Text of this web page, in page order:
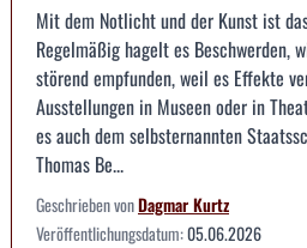
Mit dem Notlicht und der Kunst ist
Regelmäßig hagelt es Beschwerden,
störend empfunden, weil es Effekte
Ausstellungen in Museen oder in
es auch dem selbsternannten
Thomas Be...
Geschrieben vonDagmar Kurtz
Veröffentlichungsdatum:05.06.2026